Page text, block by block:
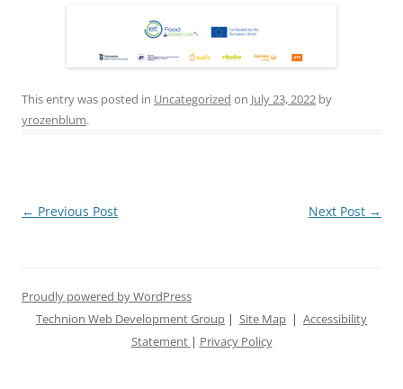
This entry was posted in Uncategorized on July 23, 2022 by
yrozenblum.
Post
← Previous Post Next Post →
Proudly powered by WordPress
Technion Web Development Group | Site Map | Accessibility
Statement | Privacy Policy